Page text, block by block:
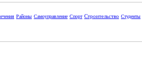
Районы Самоуправление Спорт Строительство Студенты